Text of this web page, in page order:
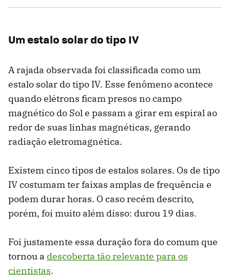
Um estalo solar do tipo IV
A rajada observada foi classificada como um
estalo solar do tipo IV. Esse fenômeno acontece
quando elétrons ficam presos no campo
magnético do Sol e passam a girar em espiral ao
redor de suas linhas magnéticas, gerando
radiação eletromagnética.
Existem cinco tipos de estalos solares. Os de tipo
IV costumam ter faixas amplas de frequência e
podem durar horas. O caso recém descrito,
porém, foi muito além disso: durou 19 dias.
Foi justamente essa duração fora do comum que
tornou a descoberta tão relevante para os
cientistas.